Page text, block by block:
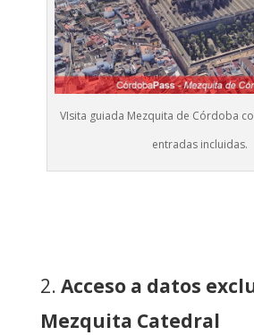
VIsita guiada Mezquita de Córdoba
entradas incluidas.
2. Acceso a datos
Mezquita Catedral